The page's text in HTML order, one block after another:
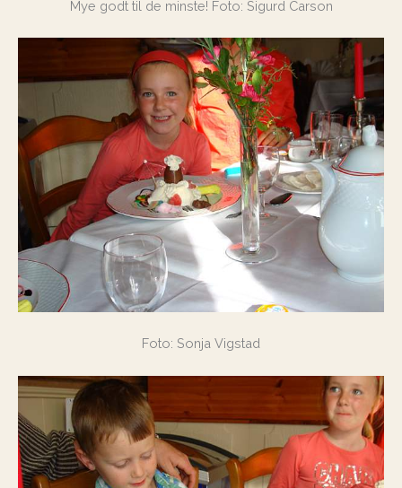
Mye godt til de minste! Foto: Sigurd Carson
Foto: Sonja Vigstad